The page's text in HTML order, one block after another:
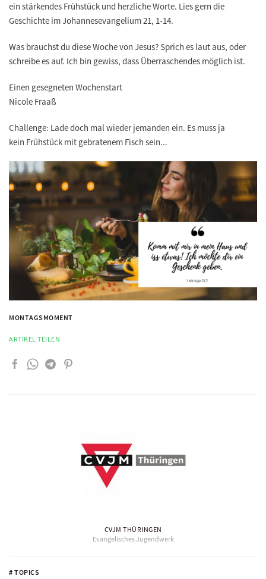
# TOPICS
ein stärkendes Frühstück und herzliche Worte. Lies gern die
Geschichte im Johannesevangelium 21, 1-14.
Was brauchst du diese Woche von Jesus? Sprich es laut aus, oder
schreibe es auf. Ich bin gewiss, dass Überraschendes möglich ist.
Einen gesegneten Wochenstart
Nicole Fraaß
Challenge: Lade doch mal wieder jemanden ein. Es muss ja
kein Frühstück mit gebratenem Fisch sein...
MONTAGSMOMENT
ARTIKEL TEILEN
CVJM THÜRINGEN
Evangelisches Jugendwerk